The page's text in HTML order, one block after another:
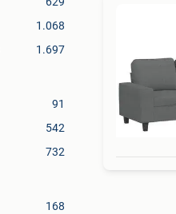
1.068
1.697
91
542
732
168